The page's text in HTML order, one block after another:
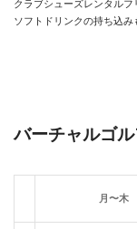
クラブシューズレンタルフ
ソフトドリンクの持ち込み
バーチャルゴ
月〜木